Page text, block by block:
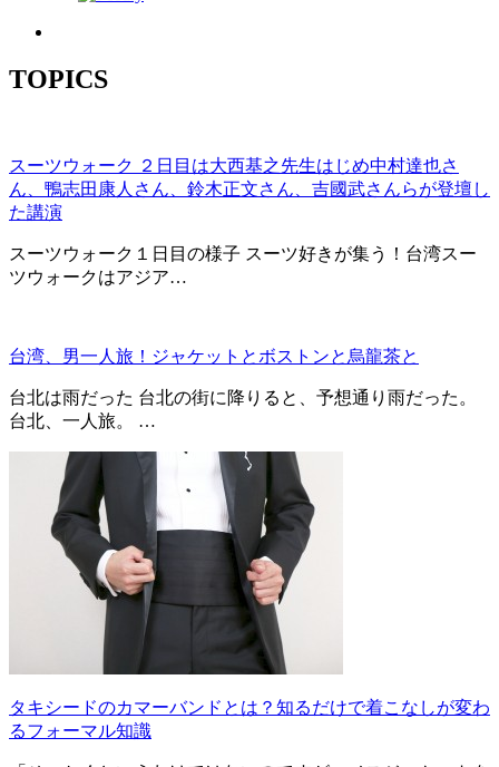
TOPICS
スーツウォーク ２日目は大西基之先生はじめ中村達也さ
ん、鴨志田康人さん、鈴木正文さん、吉國武さんらが登壇し
た講演
スーツウォーク１日目の様子 スーツ好きが集う！台湾スー
ツウォークはアジア…
台湾、男一人旅！ジャケットとボストンと烏龍茶と
台北は雨だった 台北の街に降りると、予想通り雨だった。
台北、一人旅。 …
タキシードのカマーバンドとは？知るだけで着こなしが変わ
るフォーマル知識